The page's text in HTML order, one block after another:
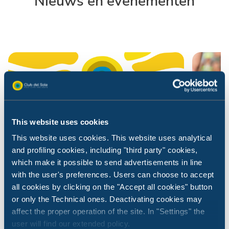
This website uses cookies
This website uses cookies. This website uses analytical
and profiling cookies, including "third party" cookies,
which make it possible to send advertisements in line
with the user's preferences. Users can choose to accept
all cookies by clicking on the "Accept all cookies" button
or only the Technical ones. Deactivating cookies may
affect the proper operation of the site. In "Settings" the
user will find our extended policy.
Nieuws van Club del Sole
01 juli 2026